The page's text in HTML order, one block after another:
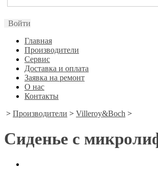
Войти
Главная
Производители
Сервис
Доставка и оплата
Заявка на ремонт
О нас
Контакты
> Производители > Villeroy&Boch >
Сиденье с